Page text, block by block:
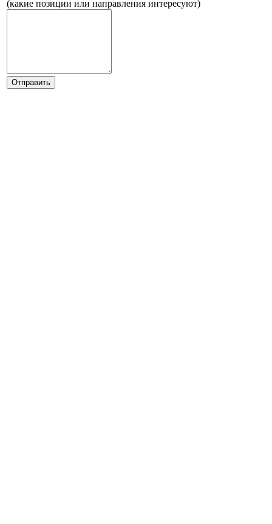
(какие позиции или направления интересуют)
Отправить